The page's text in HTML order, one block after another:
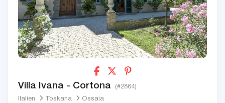
Villa Ivana - Cortona (#2864)
Italien Toskana Ossaia